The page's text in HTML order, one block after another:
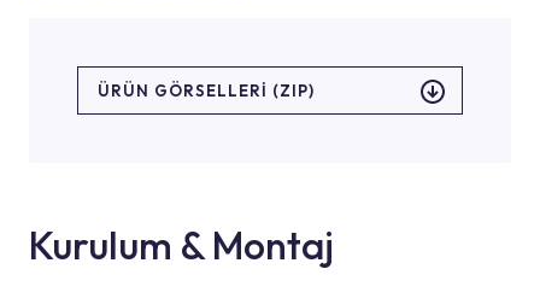
ÜRÜN GÖRSELLERI (ZIP)
Kurulum & Montaj